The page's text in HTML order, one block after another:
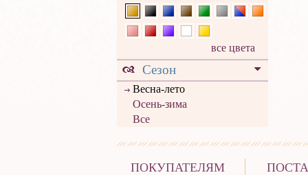
все цвета
Сезон
Весна-лето
Осень-зима
Все
ПОКУПАТЕЛЯМ